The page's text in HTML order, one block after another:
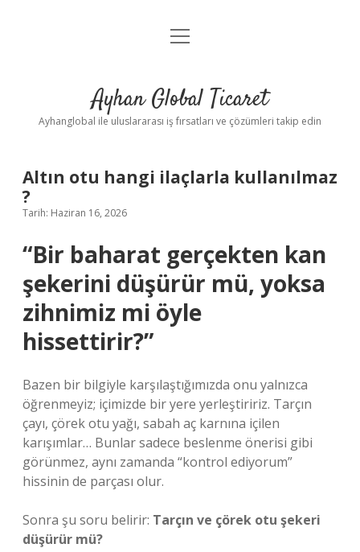
Anasayfa
Yasal Uyarı
menüyü
Ayhan Global Ticaret
Ayhanglobal ile uluslararası iş fırsatları ve çözümleri takip edin
Altın otu hangi ilaçlarla kullanılmaz
?
Tarih: Haziran 16, 2026
“Bir baharat gerçekten kan
şekerini düşürür mü, yoksa
zihnimiz mi öyle
hissettirir?”
Bazen bir bilgiyle karşılaştığımızda onu yalnızca
öğrenmeyiz; içimizde bir yere yerleştiririz. Tarçın
çayı, çörek otu yağı, sabah aç karnına içilen
karışımlar… Bunlar sadece beslenme önerisi gibi
görünmez, aynı zamanda “kontrol ediyorum”
hissinin de parçası olur.
Sonra şu soru belirir: Tarçın ve çörek otu şekeri
düşürür mü?